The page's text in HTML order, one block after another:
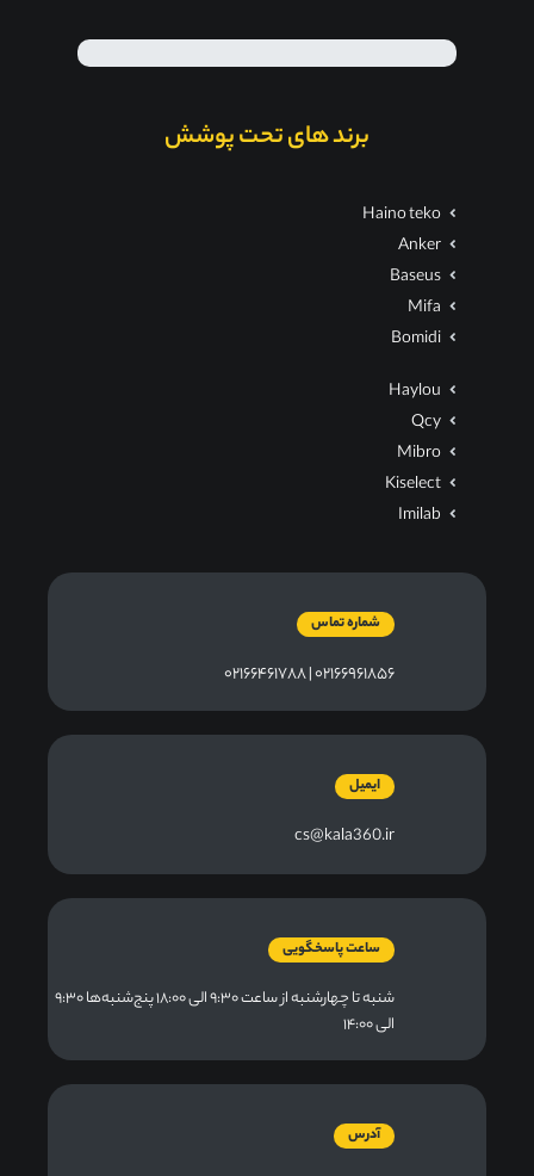
برند های تحت پوشش
Haino teko
Anker
Baseus
Mifa
Bomidi
Haylou
Qcy
Mibro
Kiselect
Imilab
شماره تماس
۰۲۱۶۶۹۶۱۸۵۶ | ۰۲۱۶۶۴۶۱۷۸۸
ایمیل
cs@kala360.ir
ساعت پاسخگویی
شنبه تا چهارشنبه از ساعت ۹:۳۰ الی ۱۸:۰۰ پنج‌شنبه‌ها ۹:۳۰
الی ۱۴:۰۰
آدرس